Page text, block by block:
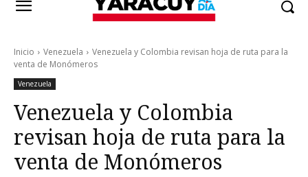
Inicio Venezuela
Venezuela y Colombia revisan hoja de ruta para la
venta de Monómeros
Venezuela
Venezuela y Colombia
revisan hoja de ruta para la
venta de Monómeros